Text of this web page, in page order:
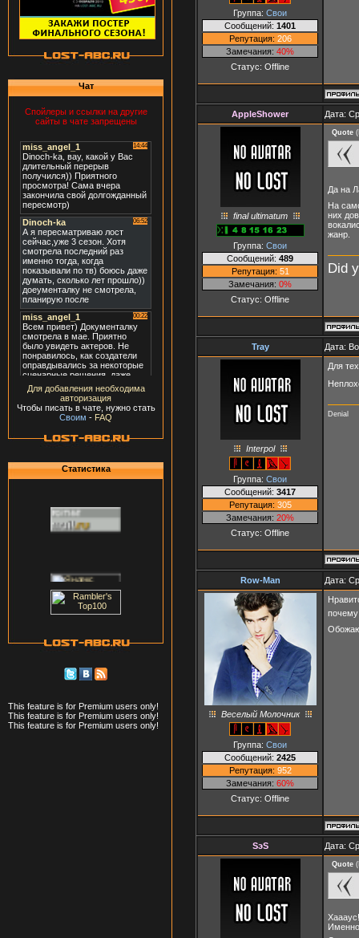
Чат
Спойлеры и ссылки на другие
сайты в чате запрещены
Для добавления необходима
авторизация
Чтобы писать в чате, нужно стать
Своим - FAQ
Статистика
This feature is for Premium users only!
This feature is for Premium users only!
This feature is for Premium users only!
Группа: Свои
Сообщений: 1401
Репутация: 206
Замечания: 40%
Статус: Offline
AppleShower Дата:
final ultimatum
Группа: Свои
Сообщений: 489
Репутация: 51
Замечания: 0%
Статус: Offline
Quote (
Да на
На
них
жанр.
Did
Tray Дата:
Interpol
Группа: Свои
Сообщений: 3417
Репутация: 305
Замечания: 20%
Статус: Offline
Для
Denial
Row-Man Дата:
Веселый Молочник
Группа: Свои
Сообщений: 2425
Репутация: 952
Замечания: 60%
Статус: Offline
SэS Дата:
Quote (
Хаааус!